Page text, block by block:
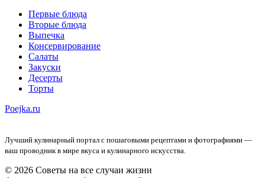
Первые блюда
Вторые блюда
Выпечка
Консервирование
Салаты
Закуски
Десерты
Торты
Poejka.ru
Лучший кулинарный портал с пошаговыми рецептами и фотографиями —
ваш проводник в мире вкуса и кулинарного искусства.
© 2026 Советы на все случаи жизни